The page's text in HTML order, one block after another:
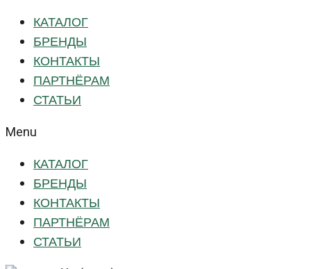
КАТАЛОГ
БРЕНДЫ
КОНТАКТЫ
ПАРТНЁРАМ
СТАТЬИ
Menu
КАТАЛОГ
БРЕНДЫ
КОНТАКТЫ
ПАРТНЁРАМ
СТАТЬИ